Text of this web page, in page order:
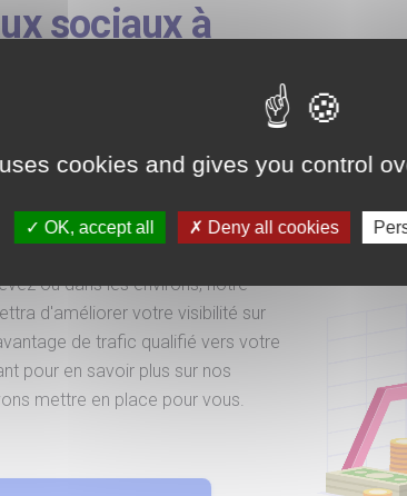
sociaux à
spécialisée dans le
sociaux, vous êtes au bon
à votre disposition une équipe
l'optimisation de votre
ou dans les environs, notre
d'améliorer votre visibilité sur
de trafic qualifié vers votre
pour en savoir plus sur nos
mettre en place pour vous.
cookies and gives you control
OK, accept all Deny all cookies